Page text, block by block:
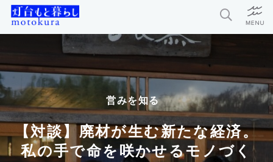
営みを知る
【対談】廃材が生む新たな経済。
私の手で命を咲かせるモノづく
特集
新着記事
今月の編集部おすすめ
探求者